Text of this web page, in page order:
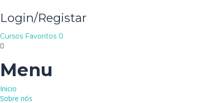
Login/Registar
Cursos Favoritos 0
Menu
Inicio
Sobre nós